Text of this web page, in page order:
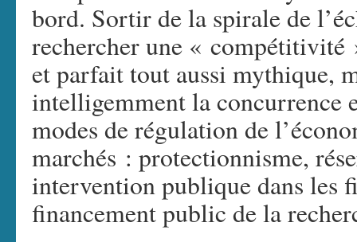
bord. Sortir de la spirale de
rechercher une «
et parfait tout aussi mythique,
intelligemment la concurrence
modes de régulation de
marchés : protectionnisme,
intervention publique dans les
financement public de la